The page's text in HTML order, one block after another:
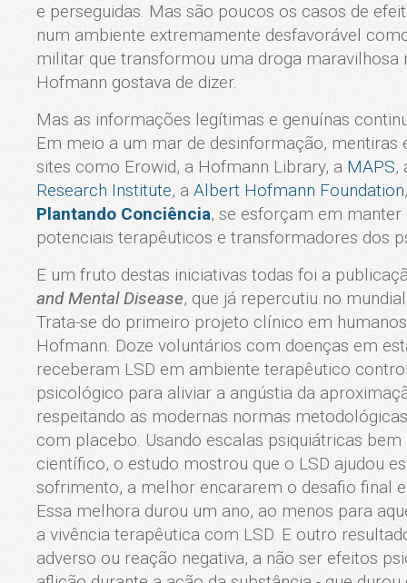
e perseguidas. Mas são poucos os casos de
num ambiente extremamente desfavorável
militar que transformou uma droga
Hofmann gostava de dizer.
Mas as informações legítimas e genuínas
Em meio a um mar de desinformação, mentiras
sites como Erowid, a Hofmann Library, a MAPS,
Research Institute, a Albert Hofmann Foundation
Plantando Conciência, se esforçam em
potenciais terapêuticos e transformadores dos
E um fruto destas iniciativas todas foi a
and Mental Disease, que já repercutiu no
Trata-se do primeiro projeto clínico em
Hofmann. Doze voluntários com doenças em
receberam LSD em ambiente terapêutico
psicológico para aliviar a angústia da
respeitando as modernas normas
com placebo. Usando escalas psiquiátricas
científico, o estudo mostrou que o LSD ajudou
sofrimento, a melhor encararem o desafio final
Essa melhora durou um ano, ao menos para
a vivência terapêutica com LSD. E outro
adverso ou reação negativa, a não ser efeitos